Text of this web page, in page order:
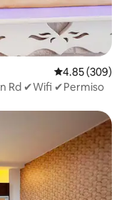
Calificación
4.85 (309)
Rd ✔Wifi ✔Permiso